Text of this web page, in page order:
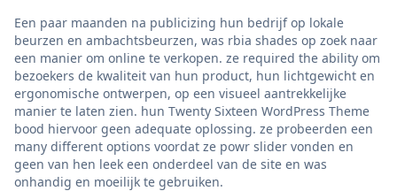
Een paar maanden na publicizing hun bedrijf op lokale
beurzen en ambachtsbeurzen, was rbia shades op zoek naar
een manier om online te verkopen. ze required the ability om
bezoekers de kwaliteit van hun product, hun lichtgewicht en
ergonomische ontwerpen, op een visueel aantrekkelijke
manier te laten zien. hun Twenty Sixteen WordPress Theme
bood hiervoor geen adequate oplossing. ze probeerden een
many different options voordat ze powr slider vonden en
geen van hen leek een onderdeel van de site en was
onhandig en moeilijk te gebruiken.